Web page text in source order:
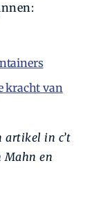
kracht van
artikel in c’t
Mahn en